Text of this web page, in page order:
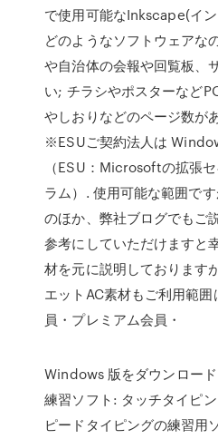
で使用可能なInkscape(イ
どのようなソフトウェアな
や自治体の会報や回覧板、
い; チラシやポスターなど
やしおりなどのページ数が
※ESUご契約法人は
（ESU：Microsoftの拡張
ラム）. 使用可能な範囲で
のほか、弊社ブログでもご
参考にしていただけますと
材を元に説明しております
エットAC素材もご利用範
員・プレミアム会員・
Windows 版をダウンロー
練習ソフト: タッチタイピ
ピードタイピングの練習用